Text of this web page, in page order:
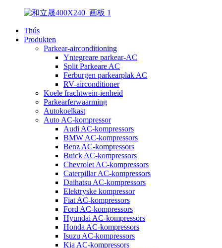
Thús
Produkten
Parkear-airconditioning
Yntegreare parkear-AC
Split Parkeare AC
Ferburgen parkearplak AC
RV-airconditioner
Koele frachtwein-ienheid
Parkearferwaarming
Autokoelkast
Auto AC-kompressor
Audi AC-kompressors
BMW AC-kompressors
Benz AC-kompressors
Buick AC-kompressors
Chevrolet AC-kompressors
Caterpillar AC-kompressors
Daihatsu AC-kompressors
Elektryske kompressor
Fiat AC-kompressors
Ford AC-kompressors
Hyundai AC-kompressors
Honda AC-kompressors
Isuzu AC-kompressors
Kia AC-kompressors